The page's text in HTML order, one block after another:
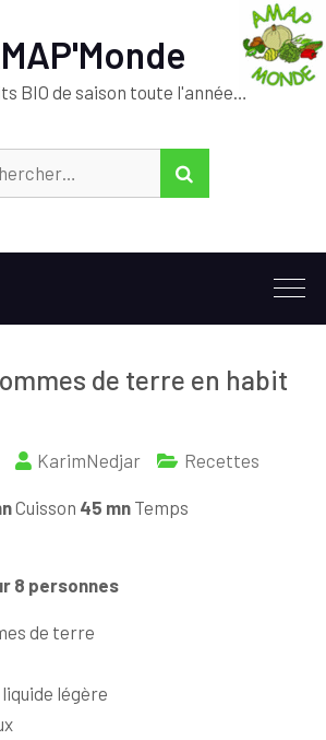
BIO de saison toute l'année…
de terre en habit
KarimNedjar Recettes
Cuisson 45 mn Temps
8 personnes
de terre
légère